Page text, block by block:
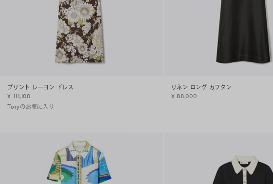
プリント レーヨン ドレス
¥ 111,100
Toryのお気に入り
リネン ロング カフタン
¥ 88,000